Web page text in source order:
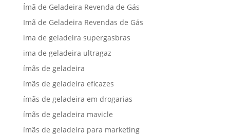
Ímã de Geladeira Revenda de Gás
Imã de Geladeira Revendas de Gás
ima de geladeira supergasbras
ima de geladeira ultragaz
ímãs de geladeira
ímãs de geladeira eficazes
ímãs de geladeira em drogarias
ímãs de geladeira mavicle
ímãs de geladeira para marketing